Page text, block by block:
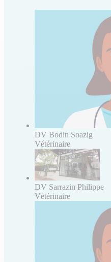
DV Bodin Soazig
Vétérinaire
DV Sarrazin Philippe
Vétérinaire